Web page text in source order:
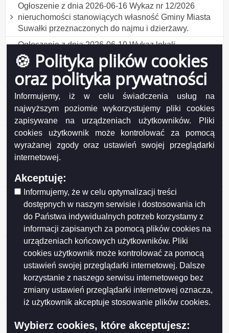
🍪 Polityka plików cookies
oraz polityka prywatności
Informujemy, iż w celu świadczenia usług na
najwyższym poziomie wykorzystujemy pliki cookies
zapisywane na urządzeniach użytkowników. Pliki
cookies użytkownik może kontrolować za pomocą
wyrażanej zgody oraz ustawień swojej przeglądarki
internetowej.
Akceptuję:
Informujemy, że w celu optymalizacji treści
dostępnych w naszym serwisie i dostosowania ich
do Państwa indywidualnych potrzeb korzystamy z
informacji zapisanych za pomocą plików cookies na
urządzeniach końcowych użytkowników. Pliki
cookies użytkownik może kontrolować za pomocą
ustawień swojej przeglądarki internetowej. Dalsze
korzystanie z naszego serwisu internetowego bez
zmiany ustawień przeglądarki internetowej oznacza,
iż użytkownik akceptuje stosowanie plików cookies.
Wybierz cookies, które akceptujesz:
Ogłoszenie z dnia 2026-06-16 Wykaz nr 12/2026
nieruchomości stanowiących własność Gminy Miasta
Suwałki przeznaczonych do najmu i dzierżawy.
Ogłoszenie z dnia 2026-06-10 Wykaz lokali
stanowiących własność Miasta Suwałk
przeznaczonych do sprzedaży w drodze
bezprzetargowej na rzecz najemców.
Ogłoszenie z dnia 2026-05-28 Wykaz nr 11/2026
nieruchomości stanowiących własność Gminy Miasta
Suwałki przeznaczonych do najmu i dzierżawy.
Ogłoszenie z dnia 2026-05-27 Wykaz nieruchomości
stanowiących własność Miasta Suwałk
przeznaczonych do sprzedaży w drodze
dzierżawcy (działki nr 10353, 11762).
Ogłoszenie z dnia 2026-05-27 Wykaz nieruchomości
stanowiącej własność Miasta Suwałk przeznaczonej
do sprzedaży w drodze bezprzetargowej (działka nr
23648/16).
Ogłoszenie z dnia 2026-05-26 Ogłoszenie o II
przetargu ustnym nieograniczonym, działki nr
31946/20, 31946/21, 31946/22, 31946/23, 31946/24,
31946/25, 31946/26, położone w Obrębie nr 7 w
Suwałkach.
Ogłoszenie z dnia 2026-05-26 Ogłoszenie o III
31946/16, położona w Obrębie nr 7 w Suwałkach.